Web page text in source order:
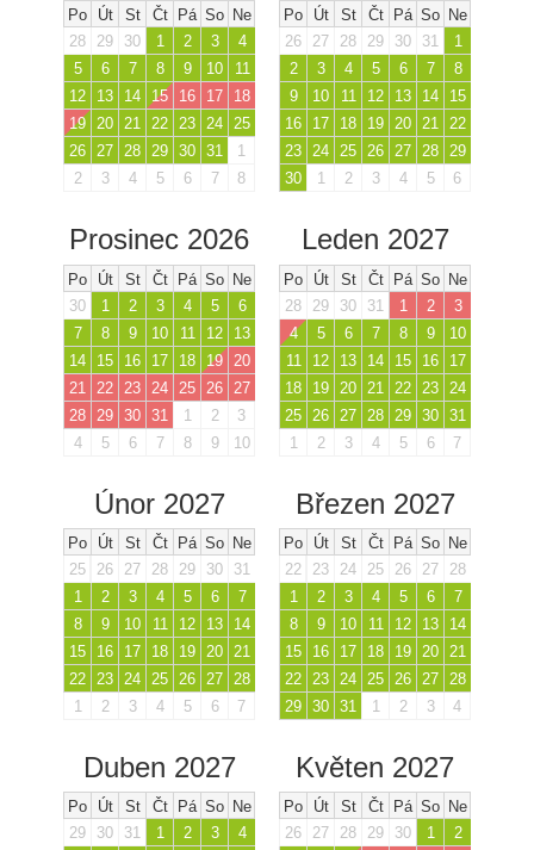
Po Út St Čt Pá So Ne
28
29 30 1 2 3
4
5
6 7 8 9 10
11
12
13 14 15 16 17
18
19 20 21 22 23 24 25
26 27 28 29 30 31
1
2
3 4 5 6 7 8
Po Út St Čt Pá So Ne
26
27 28 29 30 31
1
2
3 4 5 6 7
8
9
10 11 12 13 14
15
16
17 18 19 20 21 22
23 24 25 26 27 28 29
30
1 2 3 4 5 6
Prosinec 2026
Po Út St Čt Pá So Ne
30
1 2 3 4 5
6
7
8 9 10 11 12
13
14
15 16 17 18 19
20
21
22 23 24 25 26
27
28
29 30 31 1 2
3
4
5 6 7 8 9 10
Leden 2027
Po Út St Čt Pá So Ne
28
29 30 31 1 2
3
4
5 6 7 8 9
10
11
12 13 14 15 16
17
18
19 20 21 22 23
24
25
26 27 28 29 30 31
1
2 3 4 5 6 7
Únor 2027
Po Út St Čt Pá So Ne
25
26 27 28 29 30
31
1
2 3 4 5 6
7
8
9 10 11 12 13
14
15
16 17 18 19 20 21
22 23 24 25 26 27 28
1
2 3 4 5 6 7
Březen 2027
Po Út St Čt Pá So Ne
22
23 24 25 26 27
28
1
2 3 4 5 6
7
8
9 10 11 12 13
14
15
16 17 18 19 20 21
22 23 24 25 26 27 28
29 30 31 1 2 3 4
Duben 2027
Po Út St Čt Pá So Ne
29
30 31 1 2 3
4
Květen 2027
Po Út St Čt Pá So Ne
26
27 28 29 30 1
2